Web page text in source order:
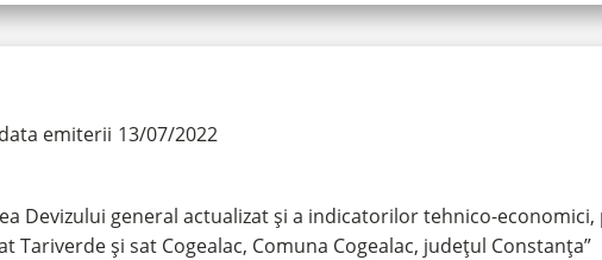
data emiterii 13/07/2022
Devizului general actualizat și a indicatorilor tehnico-
Tariverde și sat Cogealac, Comuna Cogealac, județul Constanța”